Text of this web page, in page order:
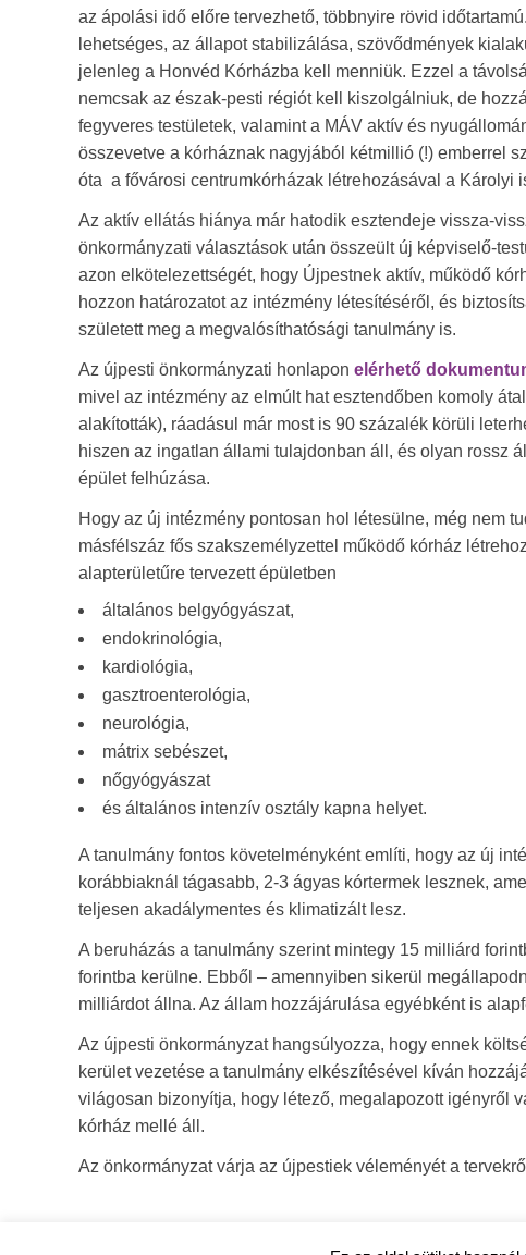
az ápolási idő előre tervezhető, többnyire rövid
lehetséges, az állapot stabilizálása, szövődmények
jelenleg a Honvéd Kórházba kell menniük. Ezzel a
nemcsak az észak-pesti régiót kell kiszolgálniuk, de
fegyveres testületek, valamint a MÁV aktív és
összevetve a kórháznak nagyjából kétmillió (!) emberrel
óta a fővárosi centrumkórházak létrehozásával a Károlyi
Az aktív ellátás hiánya már hatodik esztendeje vissza-
önkormányzati választások után összeült új képviselő-
azon elkötelezettségét, hogy Újpestnek aktív, működő
hozzon határozatot az intézmény létesítéséről, és
született meg a megvalósíthatósági tanulmány is.
Az újpesti önkormányzati honlapon elérhető
mivel az intézmény az elmúlt hat esztendőben komoly
alakították), ráadásul már most is 90 százalék körüli
hiszen az ingatlan állami tulajdonban áll, és olyan rossz
épület felhúzása.
Hogy az új intézmény pontosan hol létesülne, még nem
másfélszáz fős szakszemélyzettel működő kórház
alapterületűre tervezett épületben
általános belgyógyászat,
endokrinológia,
kardiológia,
gasztroenterológia,
neurológia,
mátrix sebészet,
nőgyógyászat
és általános intenzív osztály kapna helyet.
A tanulmány fontos követelményként említi, hogy az új
korábbiaknál tágasabb, 2-3 ágyas kórtermek lesznek,
teljesen akadálymentes és klimatizált lesz.
A beruházás a tanulmány szerint mintegy 15 milliárd
forintba kerülne. Ebből – amennyiben sikerül
milliárdot állna. Az állam hozzájárulása egyébként is
Az újpesti önkormányzat hangsúlyozza, hogy ennek
kerület vezetése a tanulmány elkészítésével kíván
világosan bizonyítja, hogy létező, megalapozott igényről
kórház mellé áll.
Az önkormányzat várja az újpestiek véleményét a